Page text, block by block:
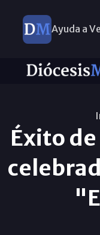
Ayuda a
Éxito